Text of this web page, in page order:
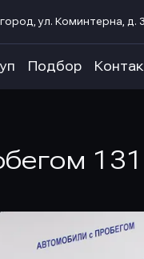
ул. Коминтерна, д.
Подбор